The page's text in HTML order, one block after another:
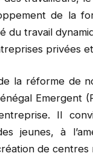
de la
du travail
privées
la réforme de
Emergent
Il
jeunes, à
de centres